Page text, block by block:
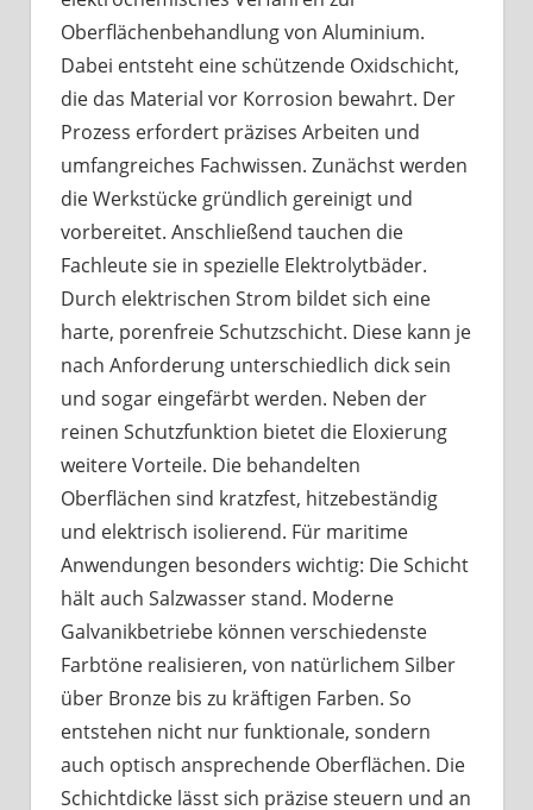
Oberflächenbehandlung von Aluminium.
Dabei entsteht eine schützende Oxidschicht,
die das Material vor Korrosion bewahrt. Der
Prozess erfordert präzises Arbeiten und
umfangreiches Fachwissen. Zunächst werden
die Werkstücke gründlich gereinigt und
vorbereitet. Anschließend tauchen die
Fachleute sie in spezielle Elektrolytbäder.
Durch elektrischen Strom bildet sich eine
harte, porenfreie Schutzschicht. Diese kann je
nach Anforderung unterschiedlich dick sein
und sogar eingefärbt werden. Neben der
reinen Schutzfunktion bietet die Eloxierung
weitere Vorteile. Die behandelten
Oberflächen sind kratzfest, hitzebeständig
und elektrisch isolierend. Für maritime
Anwendungen besonders wichtig: Die Schicht
hält auch Salzwasser stand. Moderne
Galvanikbetriebe können verschiedenste
Farbtöne realisieren, von natürlichem Silber
über Bronze bis zu kräftigen Farben. So
entstehen nicht nur funktionale, sondern
auch optisch ansprechende Oberflächen. Die
Schichtdicke lässt sich präzise steuern und an